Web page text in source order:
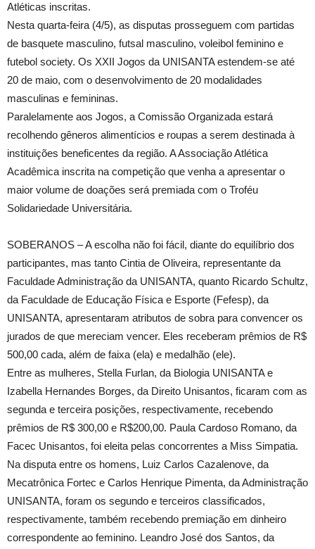
Atléticas inscritas.
Nesta quarta-feira (4/5), as disputas prosseguem com partidas
de basquete masculino, futsal masculino, voleibol feminino e
futebol society. Os XXII Jogos da UNISANTA estendem-se até
20 de maio, com o desenvolvimento de 20 modalidades
masculinas e femininas.
Paralelamente aos Jogos, a Comissão Organizada estará
recolhendo gêneros alimentícios e roupas a serem destinada à
instituições beneficentes da região. A Associação Atlética
Acadêmica inscrita na competição que venha a apresentar o
maior volume de doações será premiada com o Troféu
Solidariedade Universitária.
SOBERANOS – A escolha não foi fácil, diante do equilíbrio dos
participantes, mas tanto Cintia de Oliveira, representante da
Faculdade Administração da UNISANTA, quanto Ricardo Schultz,
da Faculdade de Educação Física e Esporte (Fefesp), da
UNISANTA, apresentaram atributos de sobra para convencer os
jurados de que mereciam vencer. Eles receberam prêmios de R$
500,00 cada, além de faixa (ela) e medalhão (ele).
Entre as mulheres, Stella Furlan, da Biologia UNISANTA e
Izabella Hernandes Borges, da Direito Unisantos, ficaram com as
segunda e terceira posições, respectivamente, recebendo
prêmios de R$ 300,00 e R$200,00. Paula Cardoso Romano, da
Facec Unisantos, foi eleita pelas concorrentes a Miss Simpatia.
Na disputa entre os homens, Luiz Carlos Cazalenove, da
Mecatrônica Fortec e Carlos Henrique Pimenta, da Administração
UNISANTA, foram os segundo e terceiros classificados,
respectivamente, também recebendo premiação em dinheiro
correspondente ao feminino. Leandro José dos Santos, da